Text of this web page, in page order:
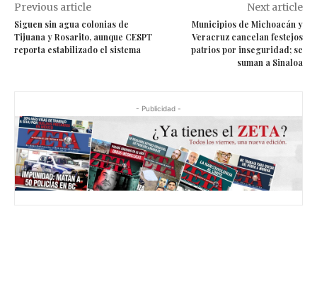
Previous article
Siguen sin agua colonias de
Tijuana y Rosarito, aunque CESPT
reporta estabilizado el sistema
Next article
Municipios de Michoacán y
Veracruz cancelan festejos
patrios por inseguridad; se
suman a Sinaloa
- Publicidad -